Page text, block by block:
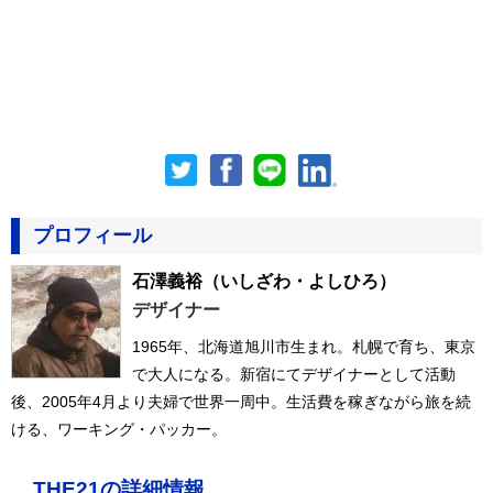
プロフィール
石澤義裕（いしざわ・よしひろ）
デザイナー
1965年、北海道旭川市生まれ。札幌で育ち、東京
で大人になる。新宿にてデザイナーとして活動
後、2005年4月より夫婦で世界一周中。生活費を稼ぎながら旅を続
ける、ワーキング・パッカー。